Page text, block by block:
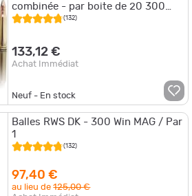
combinée - par boite de 20 300
(132)
133,12 €
Achat Immédiat
Neuf - En stock
Balles RWS DK - 300 Win MAG / Par
1
(132)
97,40 €
au lieu de125,00 €